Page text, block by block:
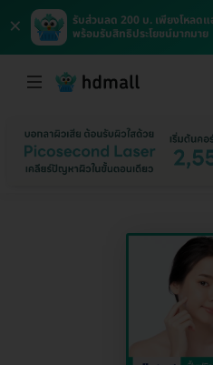
×
รับส่วนลด 200 บ. เพียงโหลด
พร้อมรับสิทธิประโยชน์มากมาย